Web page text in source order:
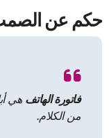
حكم عن
فاتورة الهاتف هي
من الكلام.